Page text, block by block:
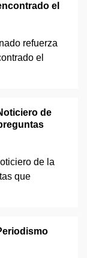
el
de